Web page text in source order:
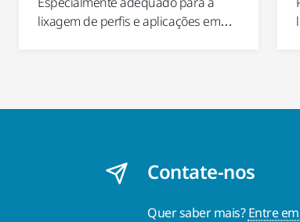
lixagem de perfis e aplicações em…
Contate-nos
Quer saber mais?Entre